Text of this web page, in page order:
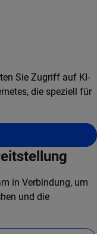
Sie Zugriff auf KI-
die speziell für
in Verbindung, um
und die